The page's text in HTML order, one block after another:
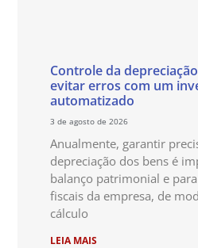
Controle da
evitar erros com um
automatizado
3 de agosto de 2026
Anualmente, garantir
depreciação dos bens é
balanço patrimonial e
fiscais da empresa, de
cálculo
LEIA MAIS